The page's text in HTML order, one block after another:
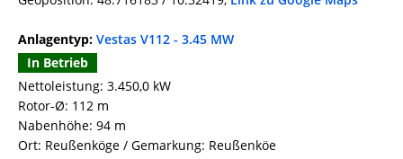
Anlagentyp: Vestas V112 - 3.45 MW
In Betrieb
Nettoleistung: 3.450,0 kW
Rotor-Ø: 112 m
Nabenhöhe: 94 m
Ort: Reußenköge / Gemarkung: Reußenköe